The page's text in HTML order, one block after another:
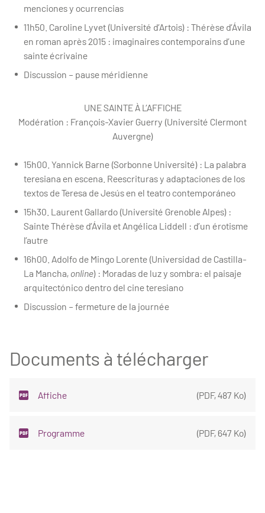
menciones y ocurrencias
11h50. Caroline Lyvet (Université d’Artois) : Thérèse d’Ávila
en roman après 2015 : imaginaires contemporains d’une
sainte écrivaine
Discussion – pause méridienne
UNE SAINTE À L’AFFICHE
Modération : François-Xavier Guerry (Université Clermont
Auvergne)
15h00. Yannick Barne (Sorbonne Université) : La palabra
teresiana en escena. Reescrituras y adaptaciones de los
textos de Teresa de Jesús en el teatro contemporáneo
15h30. Laurent Gallardo (Université Grenoble Alpes) :
Sainte Thérèse d’Ávila et Angélica Liddell : d’un érotisme
l’autre
16h00. Adolfo de Mingo Lorente (Universidad de Castilla-
La Mancha, online) : Moradas de luz y sombra: el paisaje
arquitectónico dentro del cine teresiano
Discussion – fermeture de la journée
Documents à télécharger
Affiche (PDF,487 Ko)
Programme (PDF, 647 Ko)